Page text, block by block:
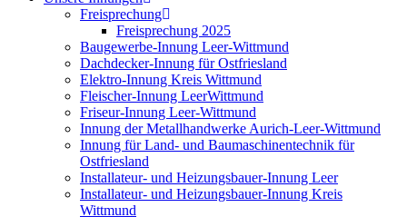
Freisprechung
Freisprechung 2025
Baugewerbe-Innung Leer-Wittmund
Dachdecker-Innung für Ostfriesland
Elektro-Innung Kreis Wittmund
Fleischer-Innung LeerWittmund
Friseur-Innung Leer-Wittmund
Innung der Metallhandwerke Aurich-Leer-Wittmund
Innung für Land- und Baumaschinentechnik für
Ostfriesland
Installateur- und Heizungsbauer-Innung Leer
Installateur- und Heizungsbauer-Innung Kreis
Wittmund